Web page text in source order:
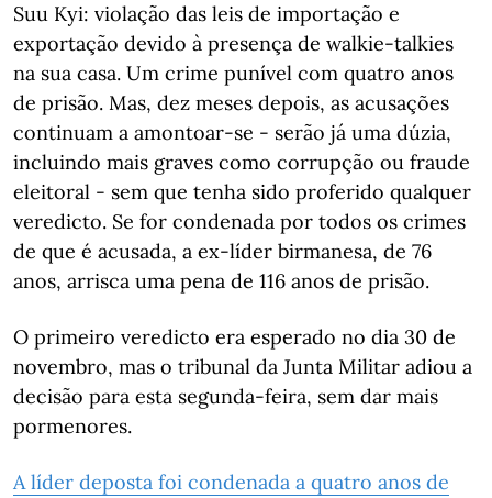
Suu Kyi: violação das leis de importação e
exportação devido à presença de walkie-talkies
na sua casa. Um crime punível com quatro anos
de prisão. Mas, dez meses depois, as acusações
continuam a amontoar-se - serão já uma dúzia,
incluindo mais graves como corrupção ou fraude
eleitoral - sem que tenha sido proferido qualquer
veredicto. Se for condenada por todos os crimes
de que é acusada, a ex-líder birmanesa, de 76
anos, arrisca uma pena de 116 anos de prisão.
O primeiro veredicto era esperado no dia 30 de
novembro, mas o tribunal da Junta Militar adiou a
decisão para esta segunda-feira, sem dar mais
pormenores.
A líder deposta foi condenada a quatro anos de